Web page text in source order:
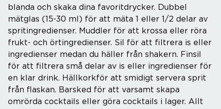
blanda och skaka dina favoritdrycker. Dubbel
mätglas (15-30 ml) för att mäta 1 eller 1/2 delar av
spritingredienser. Muddler för att krossa eller röra
frukt- och örtingredienser. Sil för att filtrera is eller
ingredienser medan du häller från shakern. Finsil
för att filtrera små delar av is eller ingredienser för
en klar drink. Hällkorkför att smidigt servera sprit
från flaskan. Barsked för att varsamt skapa
omrörda cocktails eller göra cocktails i lager. Allt